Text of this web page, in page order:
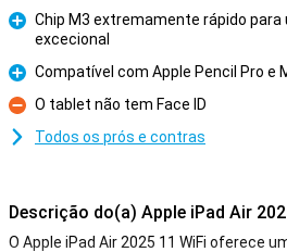
Prós
Chip M3 extremamente rápido para
excecional
Prós
Compatível com Apple Pencil Pro e
Contras
O tablet não tem Face ID
Todos os prós e contras
Descrição do(a) Apple iPad Air
O Apple iPad Air 2025 11 WiFi oferece